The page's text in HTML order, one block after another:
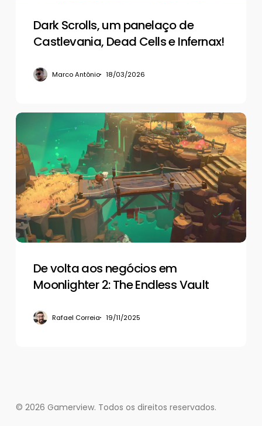
Dark Scrolls, um panelaço de
Castlevania, Dead Cells e Infernax!
Marco Antônio 18/03/2026
De
volta
aos
negócios
em
Moonlighter
2:
The
Endless
De volta aos negócios em
Moonlighter 2: The Endless Vault
Rafael Correia 19/11/2025
© 2026 Gamerview. Todos os direitos reservados.